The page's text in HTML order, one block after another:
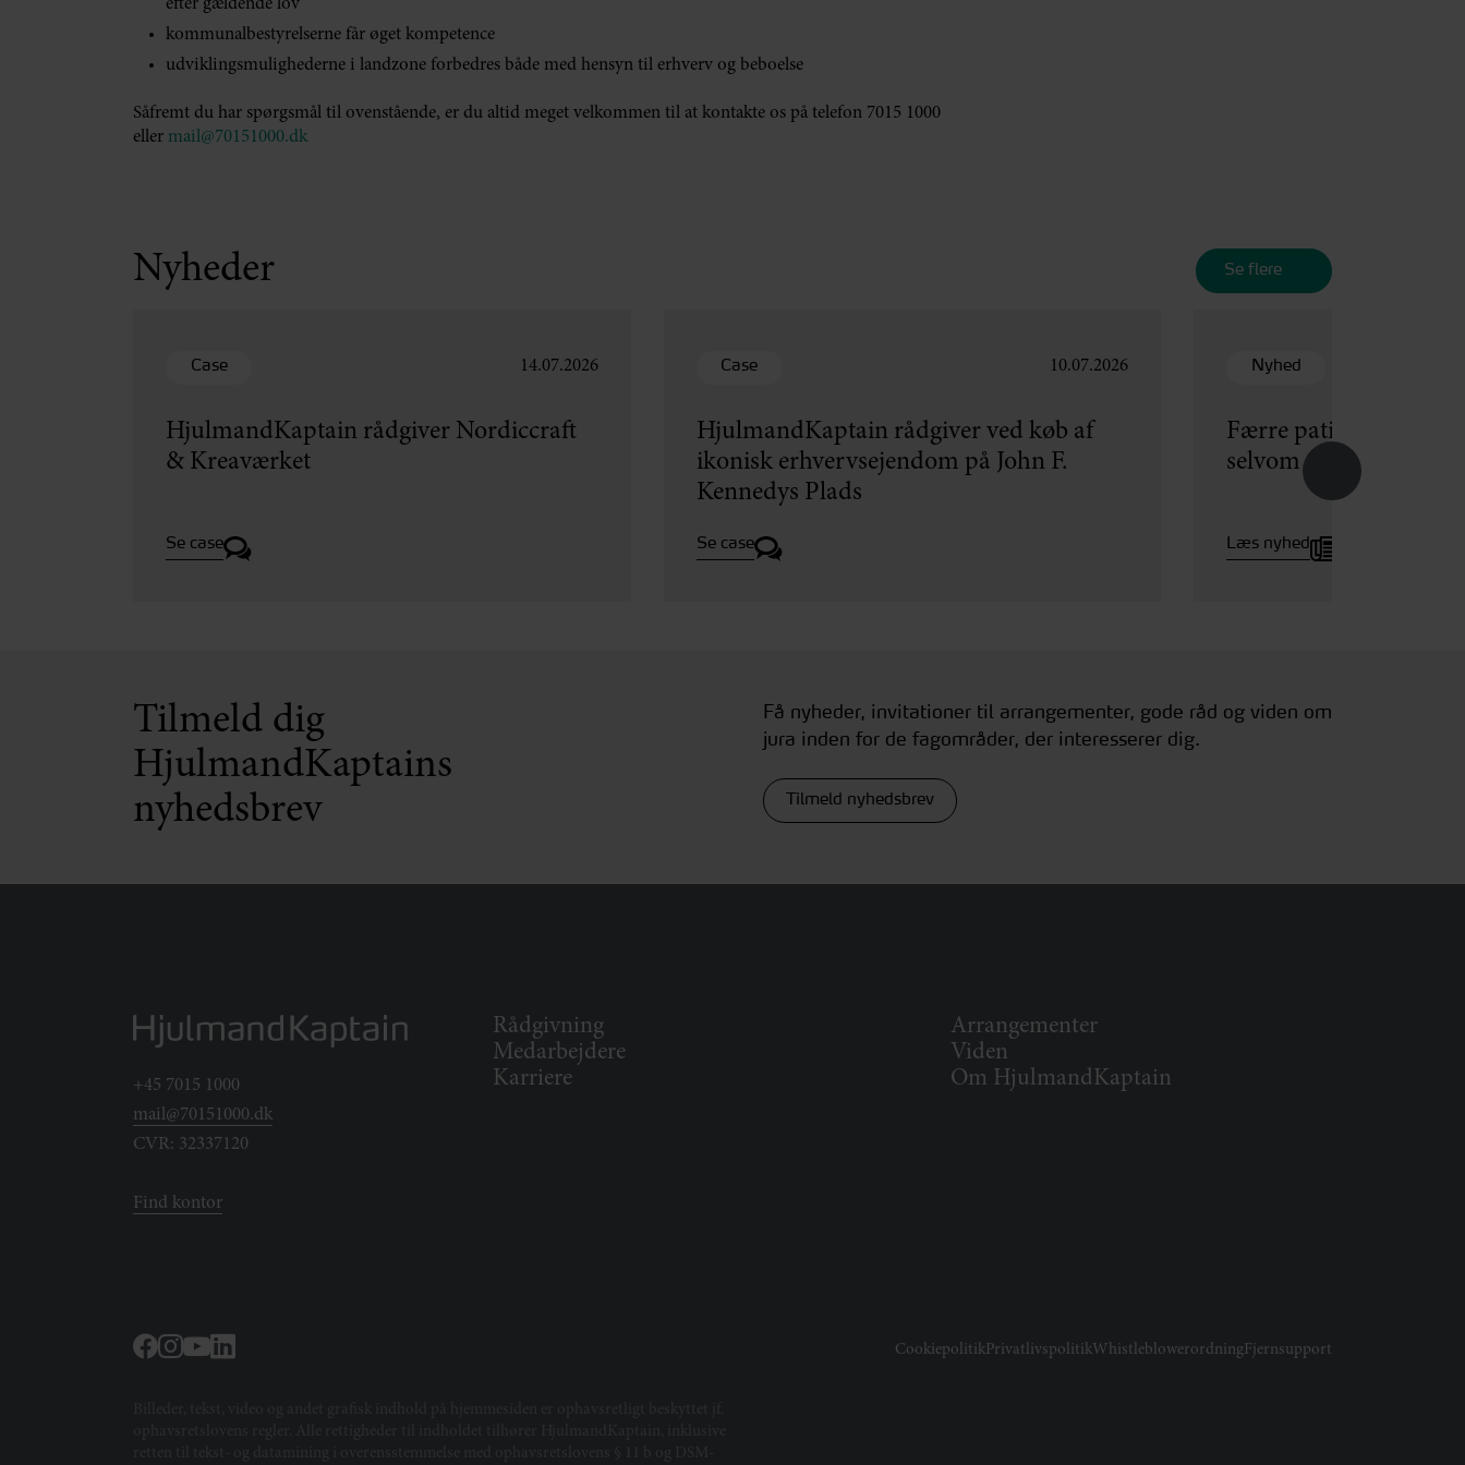
efter gældende lov
kommunalbestyrelserne får øget kompetence
udviklingsmulighederne i landzone forbedres både med hensyn til erhverv og beboelse
Såfremt du har spørgsmål til ovenstående, er du altid meget velkommen til at kontakte os på telefon 7015 1000
eller mail@70151000.dk
Nyheder Se flere
Case 14.07.2026
HjulmandKaptain rådgiver Nordiccraft
& Kreaværket
Se case
Case 10.07.2026
HjulmandKaptain rådgiver ved køb af
ikonisk erhvervsejendom på John F.
Kennedys Plads
Se case
Nyhed
Færre patienter får
selvom flere søger
Læs nyhed
Tilmeld dig
HjulmandKaptains
nyhedsbrev
Få nyheder, invitationer til arrangementer, gode råd og viden om
jura inden for de fagområder, der interesserer dig.
Tilmeld nyhedsbrev
+45 7015 1000
mail@70151000.dk
CVR: 32337120
Find kontor
Rådgivning
Medarbejdere
Karriere
Arrangementer
Viden
Om HjulmandKaptain
CookiepolitikPrivatlivspolitikWhistleblowerordningFjernsupport